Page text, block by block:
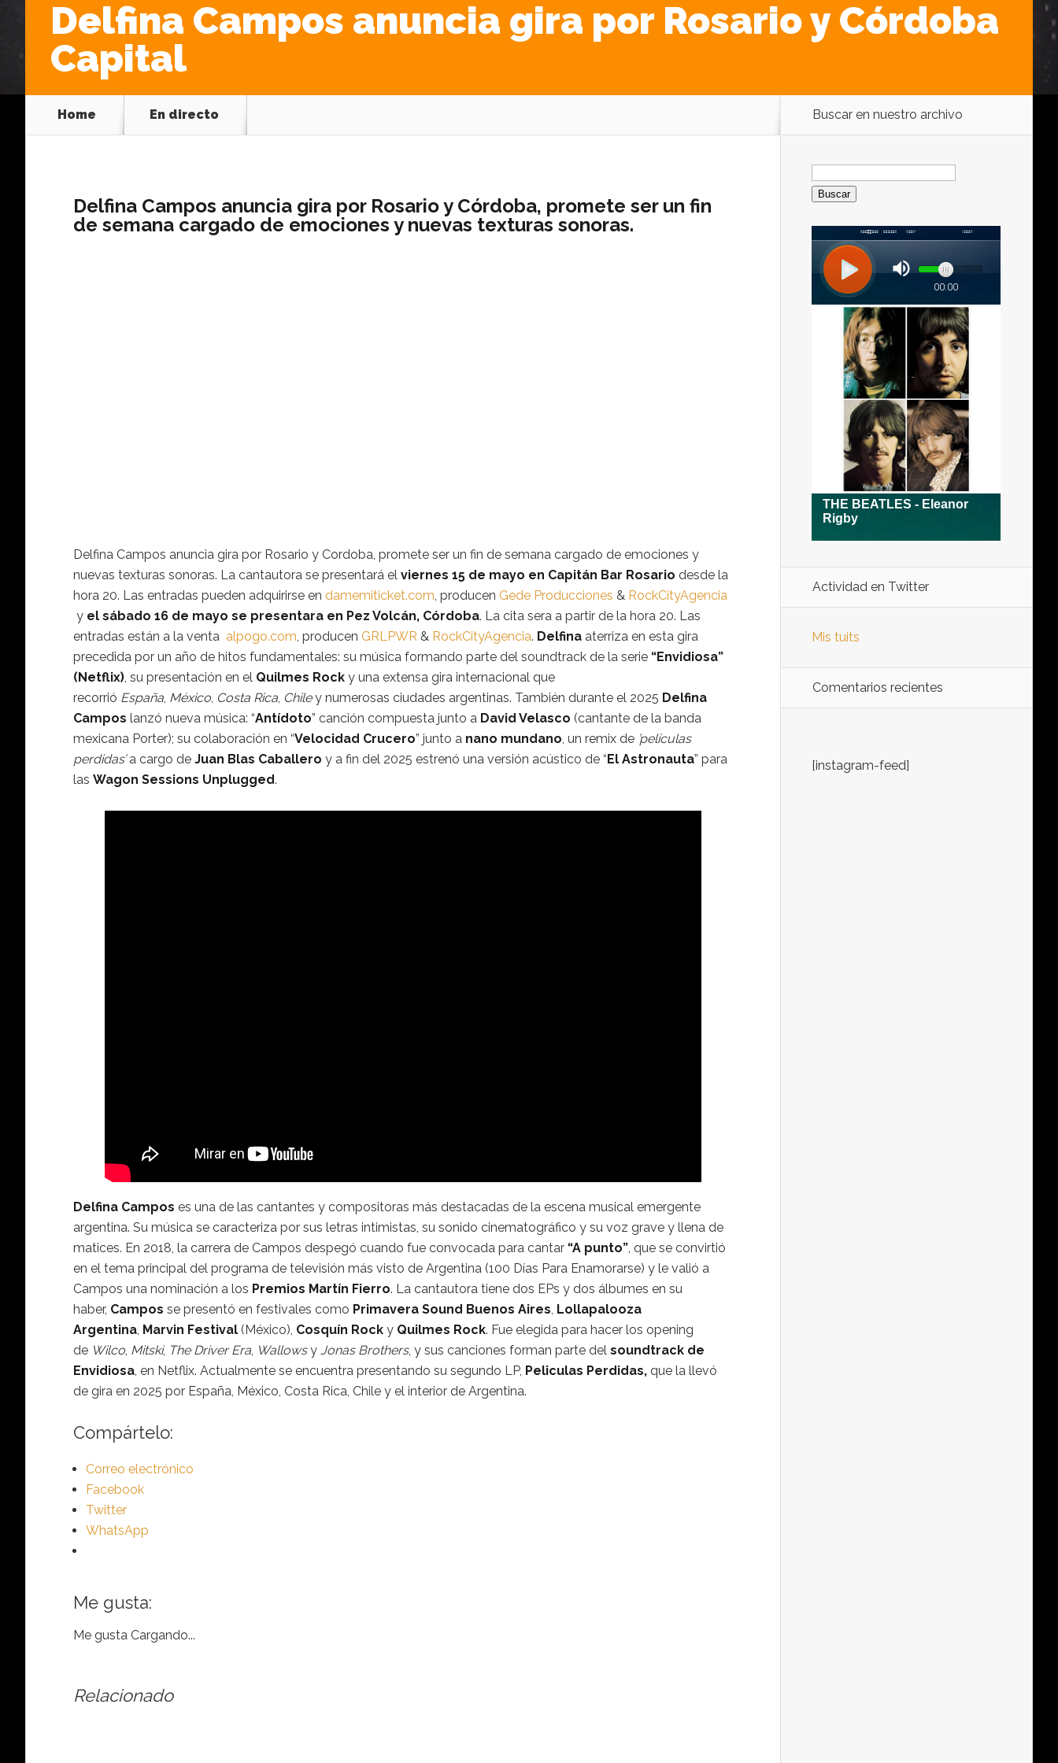
Delfina Campos anuncia gira por Rosario y Córdoba
Capital
Home En directo
Delfina Campos anuncia gira por Rosario y Córdoba, promete ser un fin
de semana cargado de emociones y nuevas texturas sonoras.
Delfina Campos anuncia gira por Rosario y Cordoba, promete ser un fin de semana cargado de emociones y
nuevas texturas sonoras. La cantautora se presentará el viernes 15 de mayo en Capitán Bar Rosario desde la
hora 20. Las entradas pueden adquirirse en damemiticket.com, producen Gede Producciones & RockCityAgencia
y el sábado 16 de mayo se presentara en Pez Volcán, Córdoba. La cita sera a partir de la hora 20. Las
entradas están a la venta alpogo.com, producen GRLPWR & RockCityAgencia. Delfina aterriza en esta gira
precedida por un año de hitos fundamentales: su música formando parte del soundtrack de la serie “Envidiosa”
(Netflix), su presentación en el Quilmes Rock y una extensa gira internacional que
recorrió España, México, Costa Rica, Chiley numerosas ciudades argentinas. También durante el 2025 Delfina
Campos lanzó nueva música: “Antídoto” canción compuesta junto a David Velasco (cantante de la banda
mexicana Porter); su colaboración en “Velocidad Crucero” junto a nano mundano, un remix de ’películas
perdidas’a cargo de Juan Blas Caballero y a fin del 2025 estrenó una versión acústico de “El Astronauta” para
las Wagon Sessions Unplugged.
Delfina Campos es una de las cantantes y compositoras más destacadas de la escena musical emergente
argentina. Su música se caracteriza por sus letras intimistas, su sonido cinematográfico y su voz grave y llena de
matices. En 2018, la carrera de Campos despegó cuando fue convocada para cantar “A punto”, que se convirtió
en el tema principal del programa de televisión más visto de Argentina (100 Días Para Enamorarse) y le valió a
Campos una nominación a los Premios Martín Fierro. La cantautora tiene dos EPs y dos álbumes en su
haber, Campos se presentó en festivales como Primavera Sound Buenos Aires, Lollapalooza
Argentina, Marvin Festival (México), Cosquín Rock y Quilmes Rock. Fue elegida para hacer los opening
de Wilco, Mitski, The Driver Era, Wallowsy Jonas Brothers, y sus canciones forman parte del soundtrack de
Envidiosa, en Netflix. Actualmente se encuentra presentando su segundo LP, Peliculas Perdidas, que la llevó
de gira en 2025 por España, México, Costa Rica, Chile y el interior de Argentina.
Compártelo:
Correo electrónico
Facebook
Twitter
WhatsApp
Me gusta:
Me gusta Cargando...
Relacionado
Buscar en nuestro archivo
Buscar:
Actividad en Twitter
Mis tuits
Comentarios recientes
[instagram-feed]